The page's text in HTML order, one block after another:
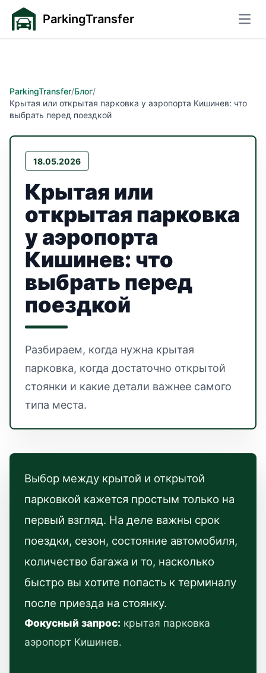
ParkingTransfer
ParkingTransfer/Блог/
Крытая или открытая парковка у аэропорта Кишинев: что
выбрать перед поездкой
18.05.2026
Крытая или
открытая парковка
у аэропорта
Кишинев: что
выбрать перед
поездкой
Разбираем, когда нужна крытая
парковка, когда достаточно открытой
стоянки и какие детали важнее самого
типа места.
Выбор между крытой и открытой
парковкой кажется простым только на
первый взгляд. На деле важны срок
поездки, сезон, состояние автомобиля,
количество багажа и то, насколько
быстро вы хотите попасть к терминалу
после приезда на стоянку.
Фокусный запрос: крытая парковка
аэропорт Кишинев.